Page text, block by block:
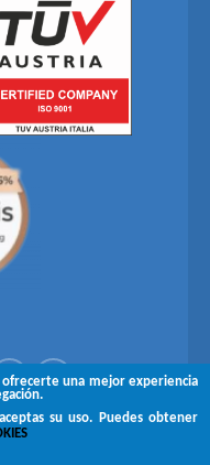
ofrecerte una mejor experiencia
su uso. Puedes obtener